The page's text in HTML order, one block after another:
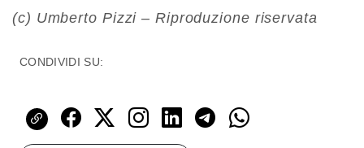
(c) Umberto Pizzi – Riproduzione riservata
CONDIVIDI SU: